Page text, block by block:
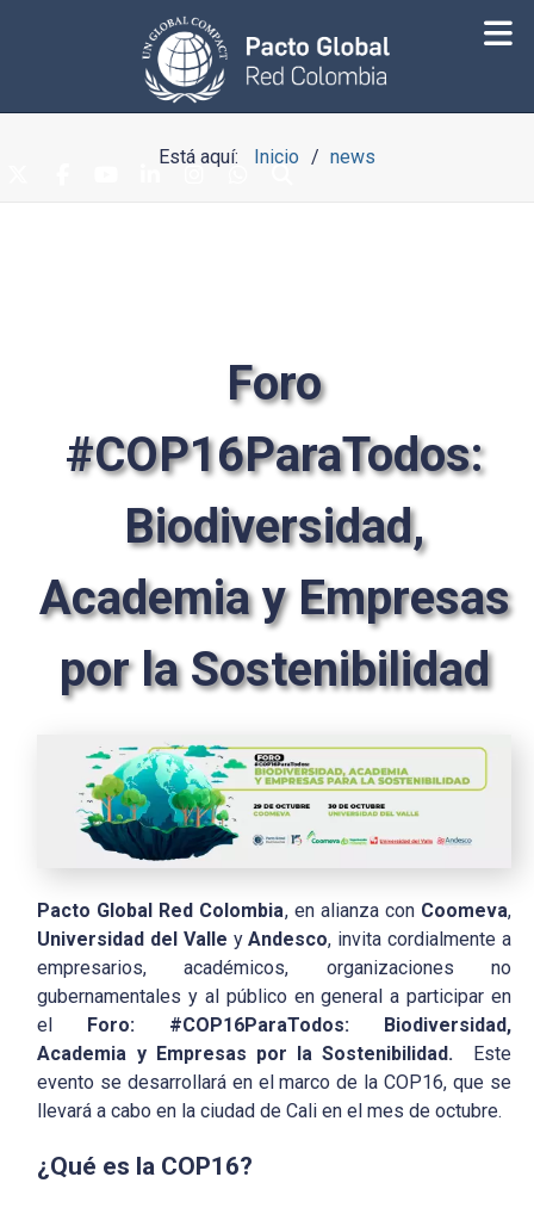
Está aquí: Inicio news
Foro
#COP16ParaTodos:
Biodiversidad,
Academia y Empresas
por la Sostenibilidad
Pacto Global Red Colombia, en alianza con Coomeva,
Universidad del Valle yAndesco, invita cordialmente a
empresarios, académicos, organizaciones no
gubernamentales y al público en general a participar en
el Foro: #COP16ParaTodos: Biodiversidad,
Academia y Empresas por la Sostenibilidad.
Este
evento se desarrollará en el marco de la COP16, que se
llevará a cabo en la ciudad de Cali en el mes de octubre.
¿Qué es la COP16?